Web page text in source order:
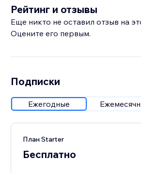
Рейтинг и отзывы
Еще никто не оставил отзыв на
Оцените его первым.
Подписки
Ежегодные
План Starter
Бесплатно